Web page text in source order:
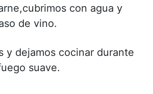
con agua y
de vino.
y dejamos cocinar durante
suave.